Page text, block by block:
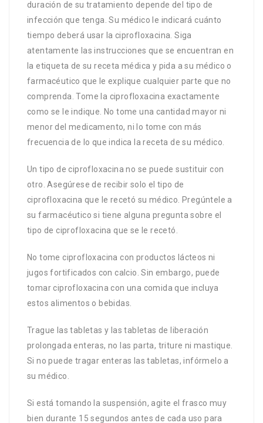
duración de su tratamiento depende del tipo de
infección que tenga. Su médico le indicará cuánto
tiempo deberá usar la ciprofloxacina. Siga
atentamente las instrucciones que se encuentran en
la etiqueta de su receta médica y pida a su médico o
farmacéutico que le explique cualquier parte que no
comprenda. Tome la ciprofloxacina exactamente
como se le indique. No tome una cantidad mayor ni
menor del medicamento, ni lo tome con más
frecuencia de lo que indica la receta de su médico.
Un tipo de ciprofloxacina no se puede sustituir con
otro. Asegúrese de recibir solo el tipo de
ciprofloxacina que le recetó su médico. Pregúntele a
su farmacéutico si tiene alguna pregunta sobre el
tipo de ciprofloxacina que se le recetó.
No tome ciprofloxacina con productos lácteos ni
jugos fortificados con calcio. Sin embargo, puede
tomar ciprofloxacina con una comida que incluya
estos alimentos o bebidas.
Trague las tabletas y las tabletas de liberación
prolongada enteras, no las parta, triture ni mastique.
Si no puede tragar enteras las tabletas, infórmelo a
su médico.
Si está tomando la suspensión, agite el frasco muy
bien durante 15 segundos antes de cada uso para